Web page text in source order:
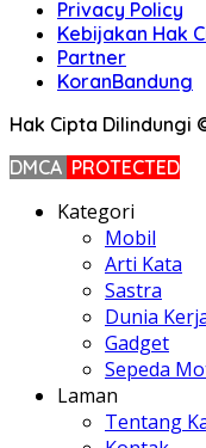
Privacy Policy
Kebijakan Hak
Partner
KoranBandung
Hak Cipta Dilindungi
DMCA PROTECTED
Kategori
Mobil
Arti Kata
Sastra
Dunia
Gadget
Sepeda
Laman
Tentang